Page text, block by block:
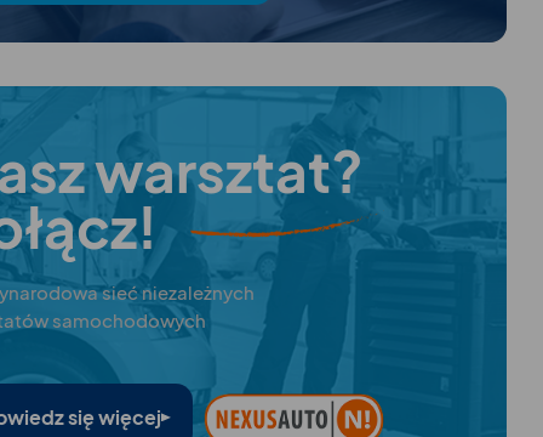
warsztat?
sieć niezależnych
samochodowych
się więcej